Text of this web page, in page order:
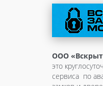
ООО
это
сервиса по